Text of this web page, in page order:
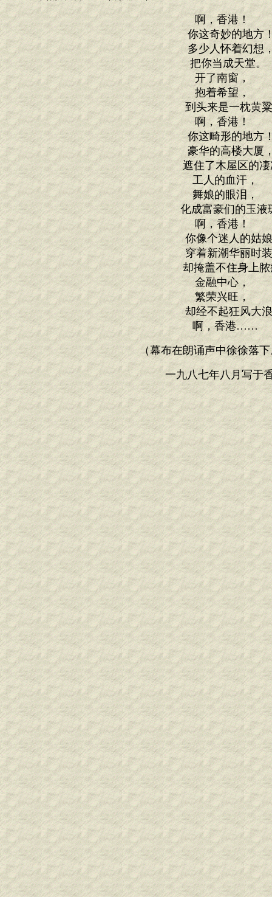
啊，香港！
你这奇妙的地方
多少人怀着幻想
把你当成天堂。
开了南窗，
抱着希望，
到头来是一枕黄
啊，香港！
你这畸形的地方
豪华的高楼大厦
遮住了木屋区的凄
工人的血汗，
舞娘的眼泪，
化成富豪们的玉液
啊，香港！
你像个迷人的姑
穿着新潮华丽时
却掩盖不住身上脓
金融中心，
繁荣兴旺，
却经不起狂风大
啊，香港……
（幕布在朗诵声中徐徐落下
一九八七年八月写于